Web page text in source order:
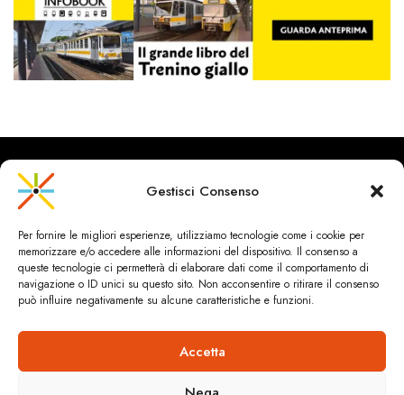
Gestisci Consenso
Per fornire le migliori esperienze, utilizziamo tecnologie come i cookie per
memorizzare e/o accedere alle informazioni del dispositivo. Il consenso a
queste tecnologie ci permetterà di elaborare dati come il comportamento di
navigazione o ID unici su questo sito. Non acconsentire o ritirare il consenso
può influire negativamente su alcune caratteristiche e funzioni.
Accetta
CityRailways è un sito indipendente che discute argomenti di
urbanistica e trasporto collettivo argomentando con metodo
scientifico sulla base di dati ed esperienze.
HOME CHI SIAMO & CONTATTI PRIVACY & COOKIES
ANDREA SPINOSA INGEGNERIA Cookie Policy (UE)
Dichiarazione sulla Privacy (UE)
© 2024 ANDREA SPINOSA.TUTTI I CONTENUTI SONO SOTTO